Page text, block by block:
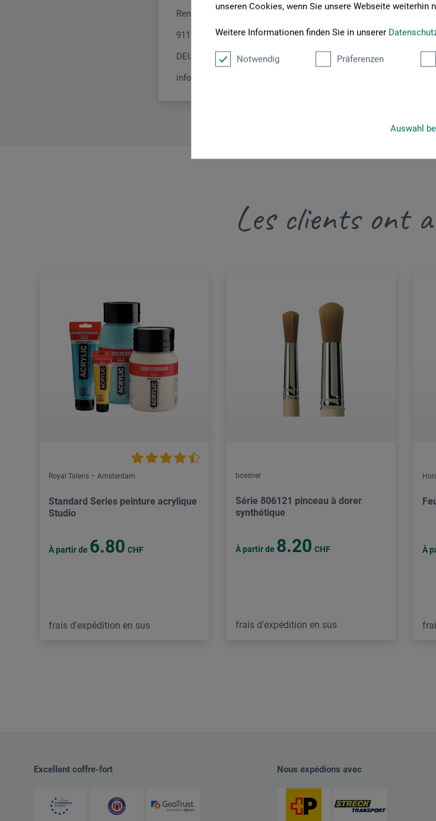
unseren Cookies, wenn Sie unsere Webseite weiterhin
Weitere Informationen finden Sie in unserer
Notwendig Präferenzen
Auswahl
Rennmühle 3
91126 Schwabach
DEUTSCHLAND
info@kolner-vergolderprodukte.de
Les clients ont
Royal Talens – Amsterdam
Standard Series peinture acrylique
Studio
À partir de 6.80 CHF
frais d'expédition en sus
boesner
Série 806121 pinceau à dorer
synthétique
À partir de 8.20 CHF
frais d'expédition en sus
À
Excellent coffre-fort Nous expédions avec